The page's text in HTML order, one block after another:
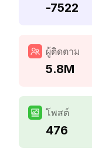
-7522
ผู้ติดตาม
5.8M
โพสต์
476